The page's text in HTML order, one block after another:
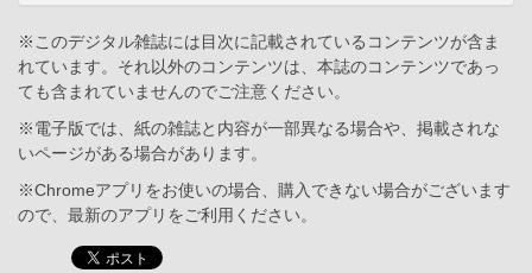
※このデジタル雑誌には目次に記載されているコンテンツが含ま
れています。それ以外のコンテンツは、本誌のコンテンツであっ
ても含まれていませんのでご注意ください。
※電子版では、紙の雑誌と内容が一部異なる場合や、掲載されな
いページがある場合があります。
※Chromeアプリをお使いの場合、購入できない場合がございます
ので、最新のアプリをご利用ください。